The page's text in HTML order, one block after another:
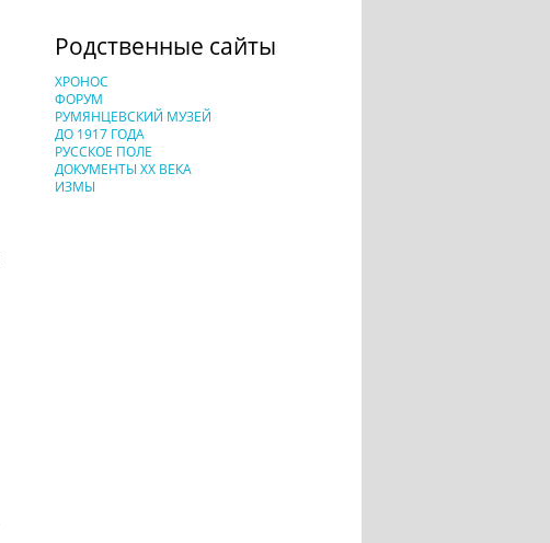
Родственные сайты
ХРОНОС
ФОРУМ
РУМЯНЦЕВСКИЙ МУЗЕЙ
ДО 1917 ГОДА
РУССКОЕ ПОЛЕ
ДОКУМЕНТЫ XX ВЕКА
ИЗМЫ